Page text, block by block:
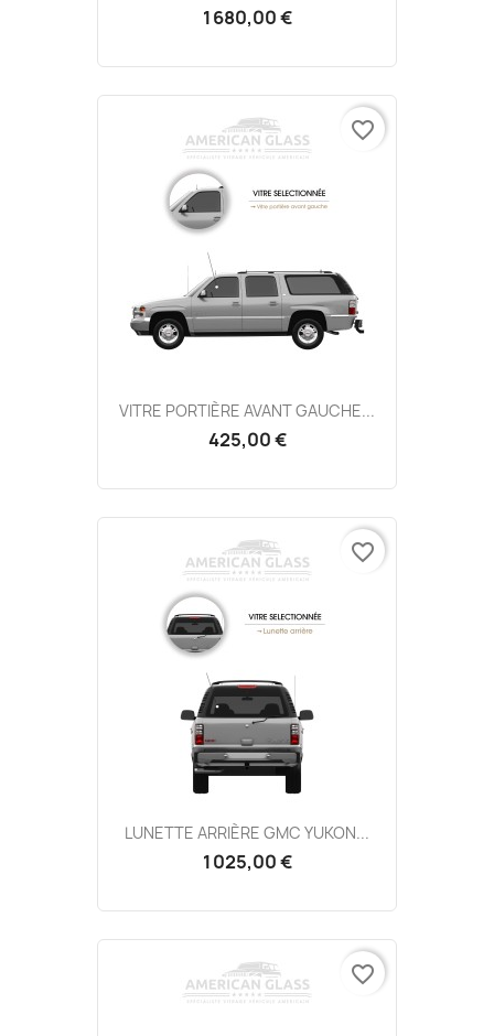
1 680,00 €
VITRE PORTIÈRE AVANT GAUCHE...
425,00 €
favorite_border
LUNETTE ARRIÈRE GMC YUKON...
1 025,00 €
favorite_border
favorite_border